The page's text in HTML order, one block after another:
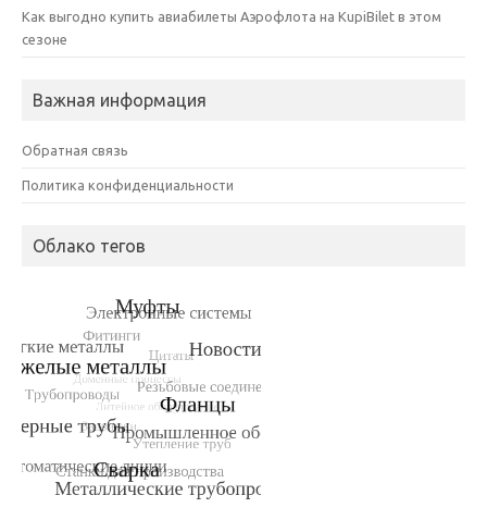
Как выгодно купить авиабилеты Аэрофлота на KupiBilet в этом
сезоне
Важная информация
Обратная связь
Политика конфиденциальности
Облако тегов